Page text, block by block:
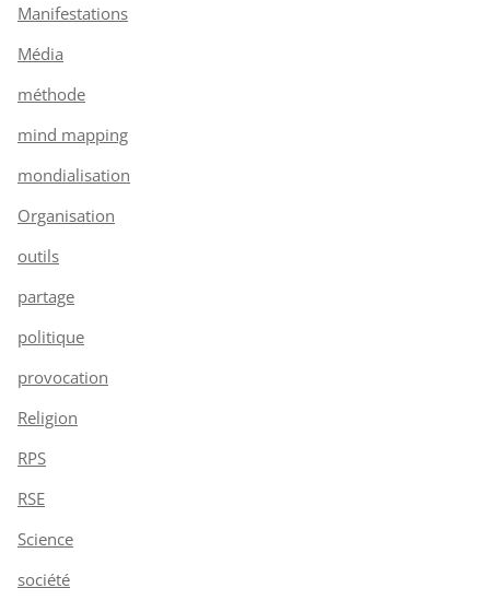
Manifestations
Média
méthode
mind mapping
mondialisation
Organisation
outils
partage
politique
provocation
Religion
RPS
RSE
Science
société